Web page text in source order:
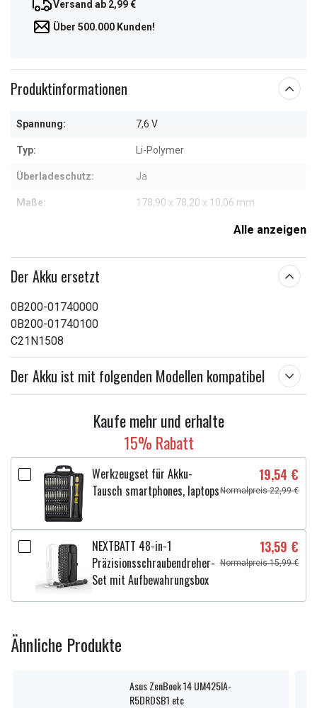
Versand ab 2,99 €
Über 500.000 Kunden!
Produktinformationen
Spannung: 7,6 V
Typ: Li-Polymer
Überladeschutz: Ja
Maße: 178,90 x 78,20 x 10,06 mm
Alle anzeigen
Der Akku ersetzt
0B200-01740000
0B200-01740100
C21N1508
Der Akku ist mit folgenden Modellen kompatibel
Kaufe mehr und erhalte
15% Rabatt
Werkzeugset für Akku-
Tausch smartphones, laptops
19,54 €
Normalpreis 22,99 €
NEXTBATT 48-in-1
Präzisionsschraubendreher-
Set mit Aufbewahrungsbox
13,59 €
Normalpreis 15,99 €
Ähnliche Produkte
Asus ZenBook 14 UM425IA-
R5DRDSB1 etc